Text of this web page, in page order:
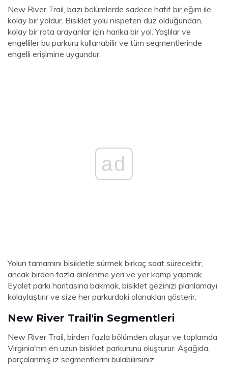
New River Trail, bazı bölümlerde sadece hafif bir eğim ile
kolay bir yoldur. Bisiklet yolu nispeten düz olduğundan,
kolay bir rota arayanlar için harika bir yol. Yaşlılar ve
engelliler bu parkuru kullanabilir ve tüm segmentlerinde
engelli erişimine uygundur.
ad
Yolun tamamını bisikletle sürmek birkaç saat sürecektir,
ancak birden fazla dinlenme yeri ve yer kamp yapmak.
Eyalet parkı haritasına bakmak, bisiklet gezinizi planlamayı
kolaylaştırır ve size her parkurdaki olanakları gösterir.
New River Trail'in Segmentleri
New River Trail, birden fazla bölümden oluşur ve toplamda
Virginia'nın en uzun bisiklet parkurunu oluşturur. Aşağıda,
parçalanmış iz segmentlerini bulabilirsiniz.